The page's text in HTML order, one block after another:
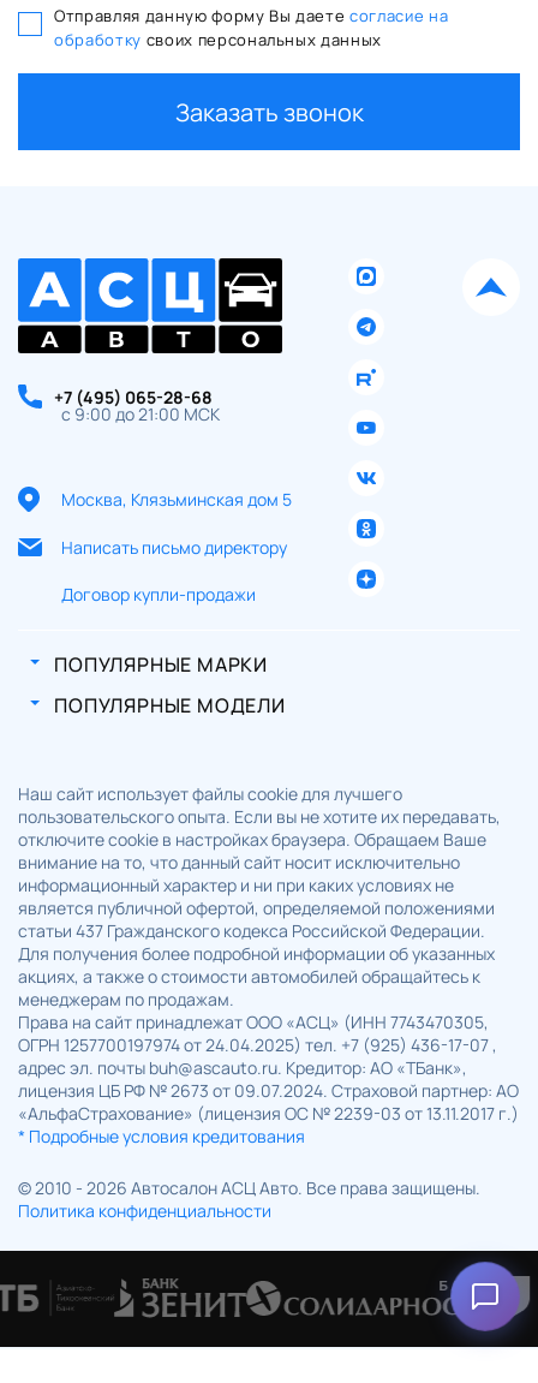
Отправляя данную форму Вы даете согласие на
обработку своих персональных данных
Заказать звонок
+7 (495) 065-28-68
с 9:00 до 21:00 МСК
Москва, Клязьминская дом 5
Написать письмо директору
Договор купли-продажи
ПОПУЛЯРНЫЕ МАРКИ
ПОПУЛЯРНЫЕ МОДЕЛИ
Наш сайт использует файлы cookie для лучшего
пользовательского опыта. Если вы не хотите их передавать,
отключите cookie в настройках браузера. Обращаем Ваше
внимание на то, что данный сайт носит исключительно
информационный характер и ни при каких условиях не
является публичной офертой, определяемой положениями
статьи 437 Гражданского кодекса Российской Федерации.
Для получения более подробной информации об указанных
акциях, а также о стоимости автомобилей обращайтесь к
менеджерам по продажам.
Права на сайт принадлежат ООО «АСЦ» (ИНН 7743470305,
ОГРН 1257700197974 от 24.04.2025) тел. +7 (925) 436-17-07 ,
адрес эл. почты buh@ascauto.ru. Кредитор: АО «ТБанк»,
лицензия ЦБ РФ № 2673 от 09.07.2024. Страховой партнер: АО
«АльфаСтрахование» (лицензия ОС № 2239-03 от 13.11.2017 г.)
* Подробные условия кредитования
© 2010 - 2026 Автосалон АСЦ Авто. Все права защищены.
Политика конфиденциальности